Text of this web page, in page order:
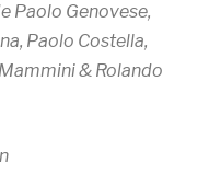
Paolo Genovese,
Paolo Costella,
& Rolando